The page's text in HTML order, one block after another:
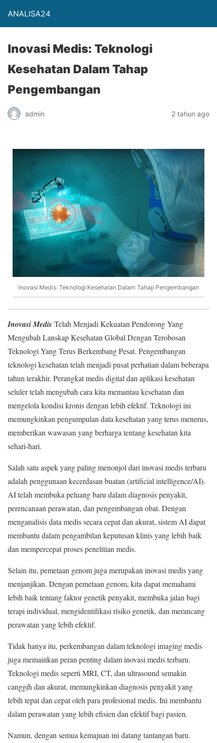
ANALISA24
Inovasi Medis: Teknologi
Kesehatan Dalam Tahap
Pengembangan
admin 2 tahun ago
Inovasi Medis: Teknologi Kesehatan Dalam Tahap Pengembangan
Inovasi Medis Telah Menjadi Kekuatan Pendorong Yang
Mengubah Lanskap Kesehatan Global Dengan Terobosan
Teknologi Yang Terus Berkembang Pesat. Pengembangan
teknologi kesehatan telah menjadi pusat perhatian dalam beberapa
tahun terakhir. Perangkat medis digital dan aplikasi kesehatan
seluler telah mengubah cara kita memantau kesehatan dan
mengelola kondisi kronis dengan lebih efektif. Teknologi ini
memungkinkan pengumpulan data kesehatan yang terus menerus,
memberikan wawasan yang berharga tentang kesehatan kita
sehari-hari.
Salah satu aspek yang paling menonjol dari inovasi medis terbaru
adalah penggunaan kecerdasan buatan (artificial intelligence/AI).
AI telah membuka peluang baru dalam diagnosis penyakit,
perencanaan perawatan, dan pengembangan obat. Dengan
menganalisis data medis secara cepat dan akurat, sistem AI dapat
membantu dalam pengambilan keputusan klinis yang lebih baik
dan mempercepat proses penelitian medis.
Selain itu, pemetaan genom juga merupakan inovasi medis yang
menjanjikan. Dengan pemetaan genom, kita dapat memahami
lebih baik tentang faktor genetik penyakit, membuka jalan bagi
terapi individual, mengidentifikasi risiko genetik, dan merancang
perawatan yang lebih efektif.
Tidak hanya itu, perkembangan dalam teknologi imaging medis
juga memainkan peran penting dalam inovasi medis terbaru.
Teknologi medis seperti MRI, CT, dan ultrasound semakin
canggih dan akurat, memungkinkan diagnosis penyakit yang
lebih tepat dan cepat oleh para profesional medis. Ini membantu
dalam perawatan yang lebih efisien dan efektif bagi pasien.
Namun, dengan semua kemajuan ini datang tantangan baru.